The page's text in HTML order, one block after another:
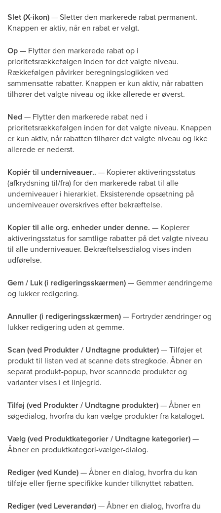
Slet (X-ikon)— Sletter den markerede rabat permanent.
Knappen er aktiv, når en rabat er valgt.
Op— Flytter den markerede rabat op i
prioritetsrækkefølgen inden for det valgte niveau.
Rækkefølgen påvirker beregningslogikken ved
sammensatte rabatter. Knappen er kun aktiv, når rabatten
tilhører det valgte niveau og ikke allerede er øverst.
Ned— Flytter den markerede rabat ned i
prioritetsrækkefølgen inden for det valgte niveau. Knappen
er kun aktiv, når rabatten tilhører det valgte niveau og ikke
allerede er nederst.
Kopiér til underniveauer.. — Kopierer aktiveringsstatus
(afkrydsning til/fra) for den markerede rabat til alle
underniveauer i hierarkiet. Eksisterende opsætning på
underniveauer overskrives efter bekræftelse.
Kopier til alle org. enheder under denne. — Kopierer
aktiveringsstatus for samtlige rabatter på det valgte niveau
til alle underniveauer. Bekræftelsesdialog vises inden
udførelse.
Gem / Luk (i redigeringsskærmen)— Gemmer ændringerne
og lukker redigering.
Annuller (i redigeringsskærmen)— Fortryder ændringer og
lukker redigering uden at gemme.
Scan (ved Produkter / Undtagne produkter)— Tilføjer et
produkt til listen ved at scanne dets stregkode. Åbner en
separat produkt-popup, hvor scannede produkter og
varianter vises i et linjegrid.
Tilføj (ved Produkter / Undtagne produkter)— Åbner en
søgedialog, hvorfra du kan vælge produkter fra kataloget.
Vælg (ved Produktkategorier / Undtagne kategorier)—
Åbner en produktkategori-vælger-dialog.
Rediger (ved Kunde)— Åbner en dialog, hvorfra du kan
tilføje eller fjerne specifikke kunder tilknyttet rabatten.
Rediger (ved Leverandør)— Åbner en dialog, hvorfra du